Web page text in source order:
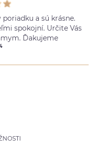
a sú krásne.
spokojní. Určite Vás
Ďakujeme